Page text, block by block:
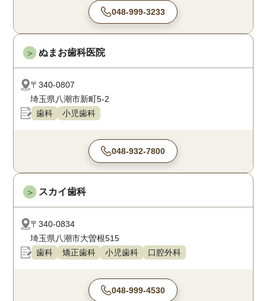
048-999-3233
＞ ぬまお歯科医院
〒340-0807
埼玉県八潮市新町5-2
歯科
小児歯科
048-932-7800
＞ スカイ歯科
〒340-0834
埼玉県八潮市大曽根515
歯科
矯正歯科 小児歯科 口腔外科
048-999-4530